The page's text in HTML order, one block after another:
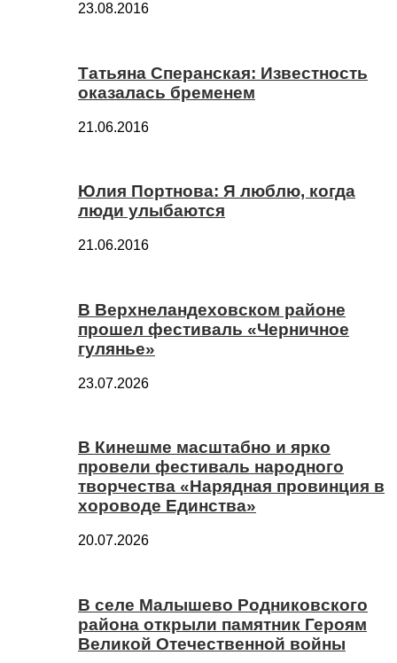
23.08.2016
Татьяна Сперанская: Известность
оказалась бременем
21.06.2016
Юлия Портнова: Я люблю, когда
люди улыбаются
21.06.2016
В Верхнеландеховском районе
прошел фестиваль «Черничное
гулянье»
23.07.2026
В Кинешме масштабно и ярко
провели фестиваль народного
творчества «Нарядная провинция в
хороводе Единства»
20.07.2026
В селе Малышево Родниковского
района открыли памятник Героям
Великой Отечественной войны